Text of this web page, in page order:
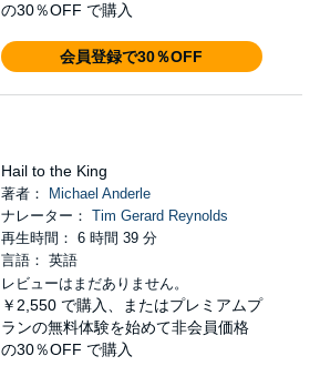
の30％OFF で購入
会員登録で30％OFF
Hail to the King
著者：
Michael Anderle
ナレーター： Tim Gerard Reynolds
再生時間： 6 時間 39 分
言語： 英語
レビューはまだありません。
￥2,550 で購入、またはプレミアムプ
ランの無料体験を始めて非会員価格
の30％OFF で購入